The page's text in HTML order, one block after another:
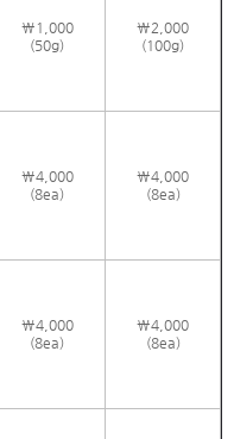
\1,000
(50g)
\2,000
(100g)
\4,000
(8ea)
\4,000
(8ea)
\4,000
(8ea)
\4,000
(8ea)